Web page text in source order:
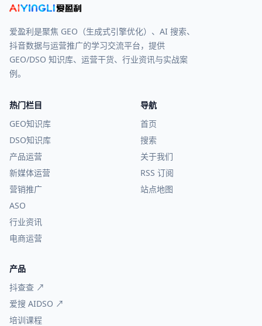
爱盈利是聚焦 GEO（生成式引擎优化）、AI 搜索、
抖音数据与运营推广的学习交流平台，提供
GEO/DSO 知识库、运营干货、行业资讯与实战案
例。
热门栏目
GEO知识库
DSO知识库
产品运营
新媒体运营
营销推广
ASO
行业资讯
电商运营
导航
首页
搜索
关于我们
RSS 订阅
站点地图
产品
抖查查 ↗
爱搜 AIDSO ↗
培训课程